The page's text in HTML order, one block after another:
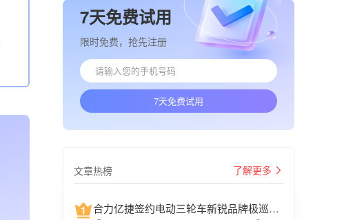
7天免费试用
限时免费，抢先注册
7天免费试用
文章热榜 了解更多
合力亿捷签约电动三轮车新锐品牌极巡科技，以智能客服Agent升级智能服务体验